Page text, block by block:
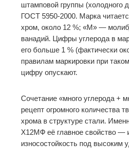
штамповой группы (холодного
ГОСТ 5950-2000. Марка
хром, около 12 %; «М» —
ванадий. Цифры углерода в
его больше 1 % (фактически
правилам маркировки при
цифру опускают.
Сочетание «много углерода +
рецепт огромного количества
хрома в структуре стали.
Х12МФ её главное свойство —
износостойкость под высоким